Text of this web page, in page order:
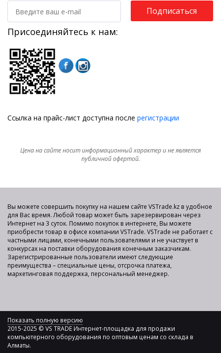
Подписаться
Присоединяйтесь к нам:
Ссылка на прайс-лист доступна после регистрации
Цена на сайте носит информационный характер и не является
публичной офертой.
Вы можете совершить покупку на нашем сайте VSTrade.kz в удобное
для Вас время. Любой товар может быть зарезервирован через
Интернет на 3 суток. Помимо покупок в интернете, Вы можете
приобрести товар в офисе компании VSTrade. VSTrade не работает с
частными лицами, конечными пользователями и не участвует в
конкурсах на поставки оборудования конечным заказчикам.
Зарегистрированные пользователи имеют следующие
преимущества – специальные цены, отсрочка платежа,
маркетинговая поддержка, персональный менеджер.
Показать полную версию
2015-2025 © VS TRADE Интернет-площадка для продажи
компьютерного оборудования по оптовым ценам со склада в
Алматы.